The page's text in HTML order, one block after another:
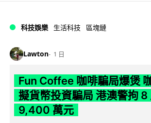
科技娛樂 生活科技 區塊鏈
Lawton 1 日
Fun Coffee 咖啡騙局爆煲
擬貨幣投資騙局 港澳警拘 8
9,400 萬元